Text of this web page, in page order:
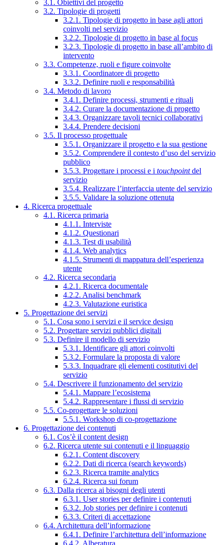
3.1. Obiettivi del progetto
3.2. Tipologie di progetti
3.2.1. Tipologie di progetto in base agli attori
coinvolti nel servizio
3.2.2. Tipologie di progetto in base al focus
3.2.3. Tipologie di progetto in base all’ambito di
intervento
3.3. Competenze, ruoli e figure coinvolte
3.3.1. Coordinatore di progetto
3.3.2. Definire ruoli e responsabilità
3.4. Metodo di lavoro
3.4.1. Definire processi, strumenti e rituali
3.4.2. Curare la documentazione di progetto
3.4.3. Organizzare tavoli tecnici collaborativi
3.4.4. Prendere decisioni
3.5. Il processo progettuale
3.5.1. Organizzare il progetto e la sua gestione
3.5.2. Comprendere il contesto d’uso del servizio
pubblico
3.5.3. Progettare i processi e i touchpointdel
servizio
3.5.4. Realizzare l’interfaccia utente del servizio
3.5.5. Validare la soluzione ottenuta
4. Ricerca progettuale
4.1. Ricerca primaria
4.1.1. Interviste
4.1.2. Questionari
4.1.3. Test di usabilità
4.1.4. Web analytics
4.1.5. Strumenti di mappatura dell’esperienza
utente
4.2. Ricerca secondaria
4.2.1. Ricerca documentale
4.2.2. Analisi benchmark
4.2.3. Valutazione euristica
5. Progettazione dei servizi
5.1. Cosa sono i servizi e il service design
5.2. Progettare servizi pubblici digitali
5.3. Definire il modello di servizio
5.3.1. Identificare gli attori coinvolti
5.3.2. Formulare la proposta di valore
5.3.3. Inquadrare gli elementi costitutivi del
servizio
5.4. Descrivere il funzionamento del servizio
5.4.1. Mappare l’ecosistema
5.4.2. Rappresentare i flussi di servizio
5.5. Co-progettare le soluzioni
5.5.1. Workshop di co-progettazione
6. Progettazione dei contenuti
6.1. Cos’è il content design
6.2. Ricerca utente sui contenuti e il linguaggio
6.2.1. Content discovery
6.2.2. Dati di ricerca (search keywords)
6.2.3. Ricerca tramite analytics
6.2.4. Ricerca sui forum
6.3. Dalla ricerca ai bisogni degli utenti
6.3.1. User stories per definire i contenuti
6.3.2. Job stories per definire i contenuti
6.3.3. Criteri di accettazione
6.4. Architettura dell’informazione
6.4.1. Definire l’architettura dell’informazione
6.4.2. Alberatura